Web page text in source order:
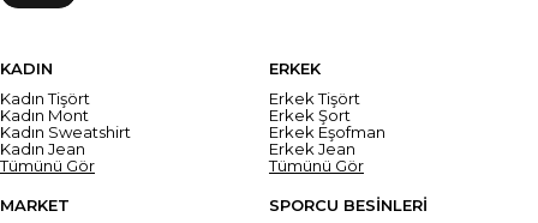
KADIN
Kadın Tişört
Kadın Mont
Kadın Sweatshirt
Kadın Jean
Tümünü Gör
ERKEK
Erkek Tişört
Erkek Şort
Erkek Eşofman
Erkek Jean
Tümünü Gör
MARKET
SPORCU BESİNLERİ